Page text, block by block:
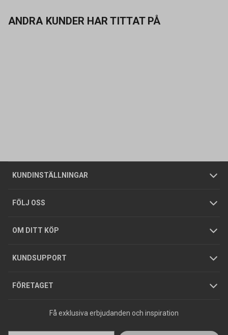
ANDRA KUNDER HAR TITTAT PÅ
KUNDINSTÄLLNINGAR
Företagskund / Privatkund
FÖLJ OSS
OM DITT KÖP
Allmänna försäljningsvillkor
Integritetspolicy
GDPR
KUNDSUPPORT
Butiker
Foldrar och kataloger
Köpguider
Varumärken
FÖRETAGET
Om oss
Tjänster
Hållbarhet
Jobba hos oss
Press
Få exklusiva erbjudanden och inspiration